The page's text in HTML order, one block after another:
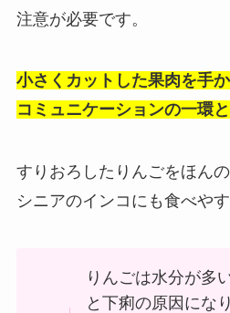
注意が必要です。
小さくカットした果肉を手
コミュニケーションの一環
すりおろしたりんごをほん
シニアのインコにも食べやす
りんごは水分が多
と下痢の原因にな